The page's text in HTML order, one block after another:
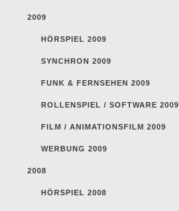
2009
HÖRSPIEL 2009
SYNCHRON 2009
FUNK & FERNSEHEN 2009
ROLLENSPIEL / SOFTWARE 2009
FILM / ANIMATIONSFILM 2009
WERBUNG 2009
2008
HÖRSPIEL 2008